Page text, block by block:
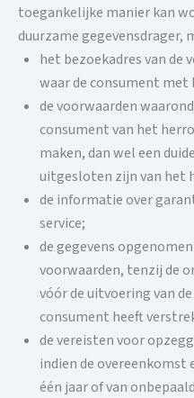
toegankelijke manier kan
duurzame gegevensdrager,
het bezoekadres van de
waar de consument
de voorwaarden
consument van het
maken, dan wel een
uitgesloten zijn van het
de informatie over
service;
de gegevens
voorwaarden, tenzij de
vóór de uitvoering van
consument heeft
de vereisten voor
indien de overeenkomst
één jaar of van